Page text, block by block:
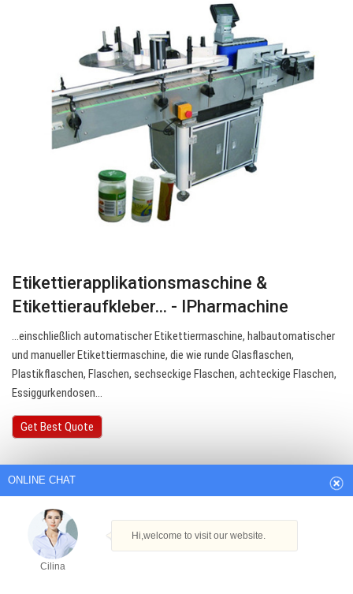
Etikettierapplikationsmaschine &
Etikettieraufkleber… - IPharmachine
…einschließlich automatischer Etikettiermaschine, halbautomatischer
und manueller Etikettiermaschine, die wie runde Glasflaschen,
Plastikflaschen, Flaschen, sechseckige Flaschen, achteckige Flaschen,
Essiggurkendosen…
Get Best Quote
Cilina